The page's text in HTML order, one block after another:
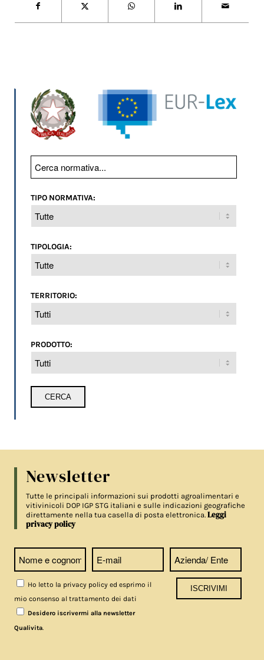
TIPO NORMATIVA:
TIPOLOGIA:
TERRITORIO:
PRODOTTO:
Newsletter
Tutte le principali informazioni sui prodotti agroalimentari e
vitivinicoli DOP IGP STG italiani e sulle indicazioni geografiche
direttamente nella tua casella di posta elettronica.Leggi
privacy policy
Ho letto la privacy policy ed esprimo il
mio consenso al trattamento dei dati
Desidero iscrivermi alla newsletter
Qualivita.